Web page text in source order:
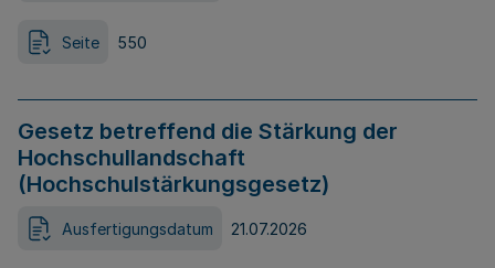
Seite 550
Gesetz betreffend die Stärkung der
Hochschullandschaft
(Hochschulstärkungsgesetz)
Ausfertigungsdatum 21.07.2026